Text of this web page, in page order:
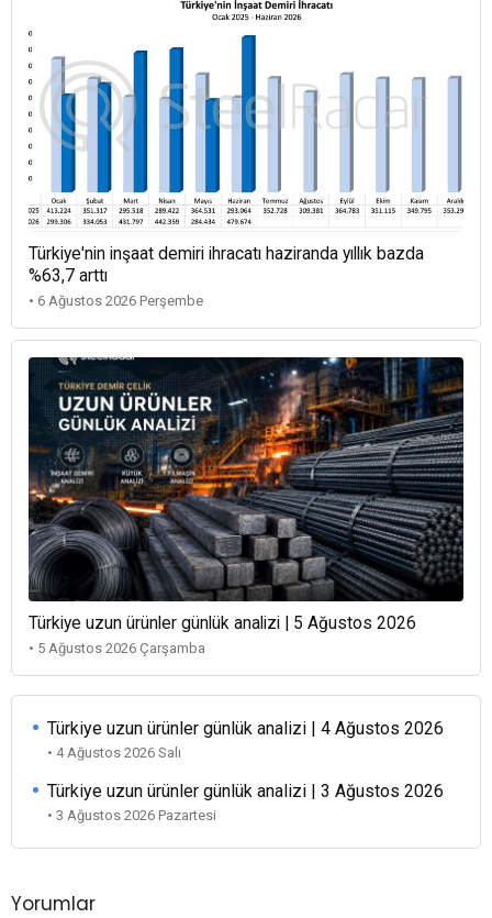
Türkiye'nin inşaat demiri ihracatı haziranda yıllık bazda
%63,7 arttı
• 6 Ağustos 2026 Perşembe
Türkiye uzun ürünler günlük analizi | 5 Ağustos 2026
• 5 Ağustos 2026 Çarşamba
Türkiye uzun ürünler günlük analizi | 4 Ağustos 2026
• 4 Ağustos 2026 Salı
Türkiye uzun ürünler günlük analizi | 3 Ağustos 2026
• 3 Ağustos 2026 Pazartesi
Yorumlar